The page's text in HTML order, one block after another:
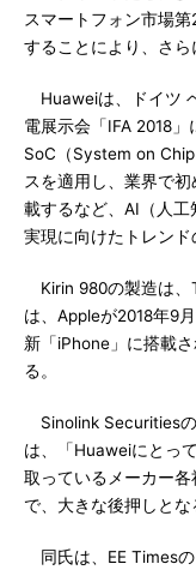
スマートフォン市場
することにより、さら
Huaweiは、ドイツ
電展示会「IFA 2018
SoC（System on
スを適用し、業界で
載するなど、AI（人
実現に向けたトレンド
Kirin 980の製造は、
は、Appleが2018年9
新「iPhone」に搭載
る。
Sinolink Securities
は、「Huaweiにとっ
取っているメーカー
で、大きな後押しとな
同氏は、EE Times